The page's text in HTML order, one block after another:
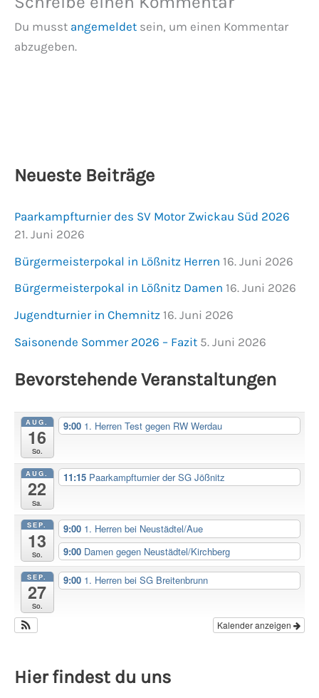
Du musst angemeldet sein, um einen Kommentar
abzugeben.
Neueste Beiträge
Paarkampfturnier des SV Motor Zwickau Süd 2026
21. Juni 2026
Bürgermeisterpokal in Lößnitz Herren 16. Juni 2026
Bürgermeisterpokal in Lößnitz Damen 16. Juni 2026
Jugendturnier in Chemnitz 16. Juni 2026
Saisonende Sommer 2026 – Fazit 5. Juni 2026
Bevorstehende Veranstaltungen
AUG.
16
So.
9:00 1. Herren Test gegen RW Werdau
AUG.
22
Sa.
11:15 Paarkampfturnier der SG Jößnitz
SEP.
13
So.
9:00 1. Herren bei Neustädtel/Aue
9:00 Damen gegen Neustädtel/Kirchberg
SEP.
27
So.
9:00 1. Herren bei SG Breitenbrunn
Kalender anzeigen
Hier findest du uns